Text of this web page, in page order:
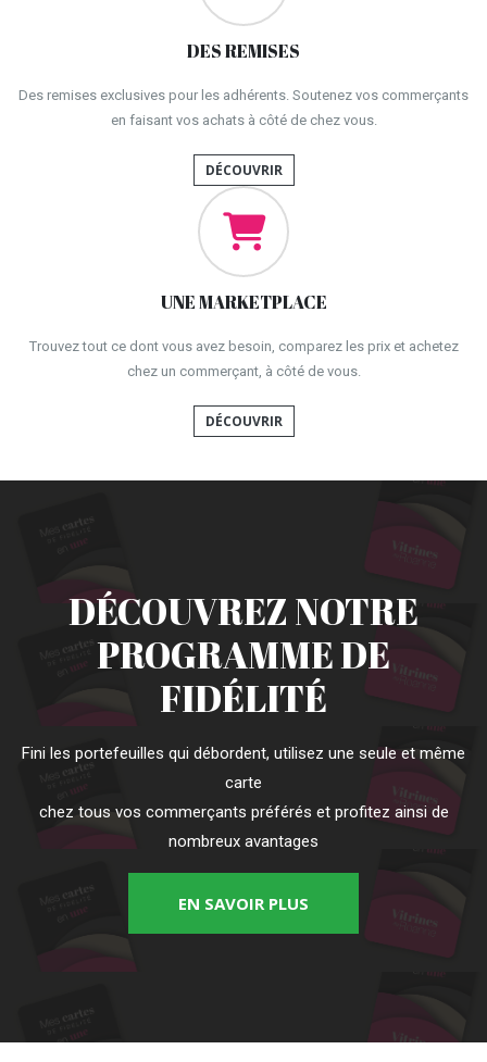
DES REMISES
Des remises exclusives pour les adhérents. Soutenez vos commerçants
en faisant vos achats à côté de chez vous.
DÉCOUVRIR
UNE MARKETPLACE
Trouvez tout ce dont vous avez besoin, comparez les prix et achetez
chez un commerçant, à côté de vous.
DÉCOUVRIR
DÉCOUVREZ NOTRE
PROGRAMME DE
FIDÉLITÉ
Fini les portefeuilles qui débordent, utilisez une seule et même
carte
chez tous vos commerçants préférés et profitez ainsi de
nombreux avantages
EN SAVOIR PLUS